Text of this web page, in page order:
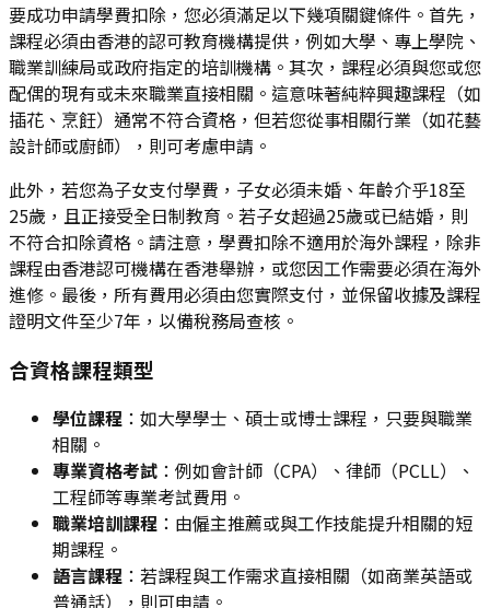
要成功申請學費扣除，您必須滿足以下幾項關鍵條件。首先，
課程必須由香港的認可教育機構提供，例如大學、專上學院、
職業訓練局或政府指定的培訓機構。其次，課程必須與您或您
配偶的現有或未來職業直接相關。這意味著純粹興趣課程（如
插花、烹飪）通常不符合資格，但若您從事相關行業（如花藝
設計師或廚師），則可考慮申請。
此外，若您為子女支付學費，子女必須未婚、年齡介乎18至
25歲，且正接受全日制教育。若子女超過25歲或已結婚，則
不符合扣除資格。請注意，學費扣除不適用於海外課程，除非
課程由香港認可機構在香港舉辦，或您因工作需要必須在海外
進修。最後，所有費用必須由您實際支付，並保留收據及課程
證明文件至少7年，以備稅務局查核。
合資格課程類型
學位課程 ：如大學學士、碩士或博士課程，只要與職業
相關。
專業資格考試 ：例如會計師（CPA）、律師（PCLL）、
工程師等專業考試費用。
職業培訓課程 ：由僱主推薦或與工作技能提升相關的短
期課程。
語言課程 ：若課程與工作需求直接相關（如商業英語或
普通話），則可申請。